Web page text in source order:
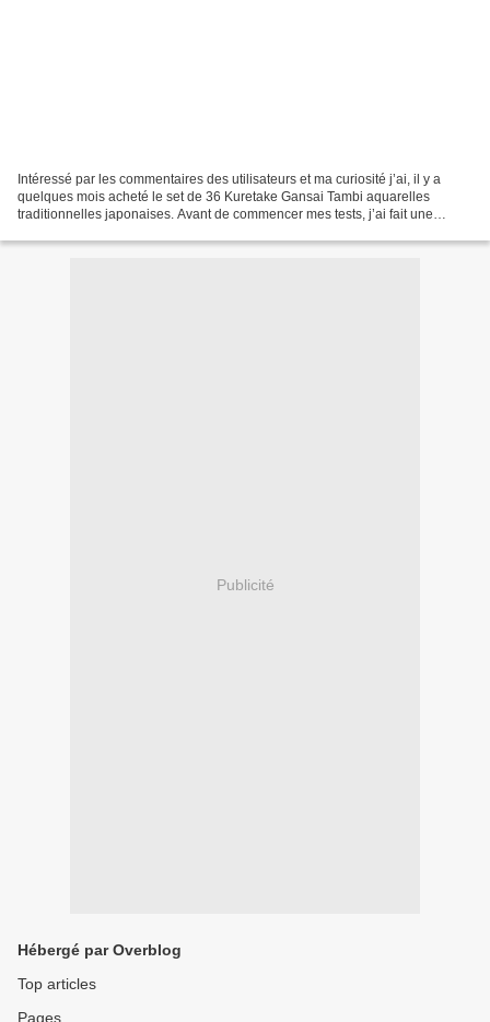
Intéressé par les commentaires des utilisateurs et ma curiosité j’ai, il y a
quelques mois acheté le set de 36 Kuretake Gansai Tambi aquarelles
traditionnelles japonaises. Avant de commencer mes tests, j’ai fait une
Publicité
Hébergé par Overblog
Top articles
Pages